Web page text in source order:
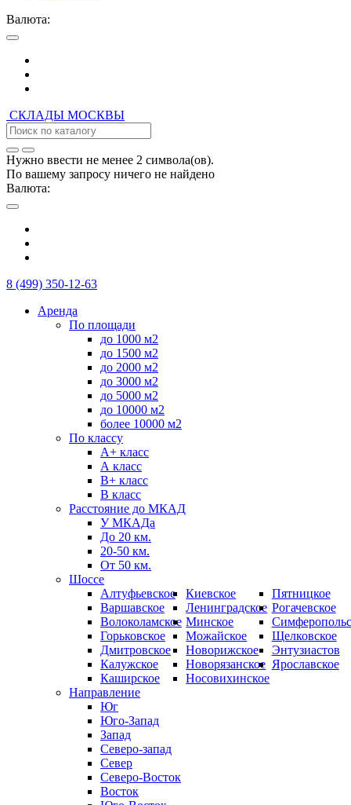
Валюта:
СКЛАДЫ МОСКВЫ
Нужно ввести не менее 2 символа(ов).
По вашему запросу ничего не найдено
Валюта:
8 (499) 350-12-63
Аренда
По площади
до 1000 м2
до 1500 м2
до 2000 м2
до 3000 м2
до 5000 м2
до 10000 м2
более 10000 м2
По классу
А+ класс
А класс
B+ класс
В класс
Расстояние до МКАД
У МКАДа
До 20 км.
20-50 км.
От 50 км.
Шоссе
Алтуфьевское
Варшавское
Волоколамское
Горьковское
Дмитровское
Калужское
Каширское
Киевское
Ленинградское
Минское
Можайское
Новорижское
Новорязанское
Носовихинское
Пятницкое
Рогачевское
Щелковское
Энтузиастов
Ярославское
Направление
Юг
Юго-Запад
Запад
Северо-запад
Север
Северо-Восток
Восток